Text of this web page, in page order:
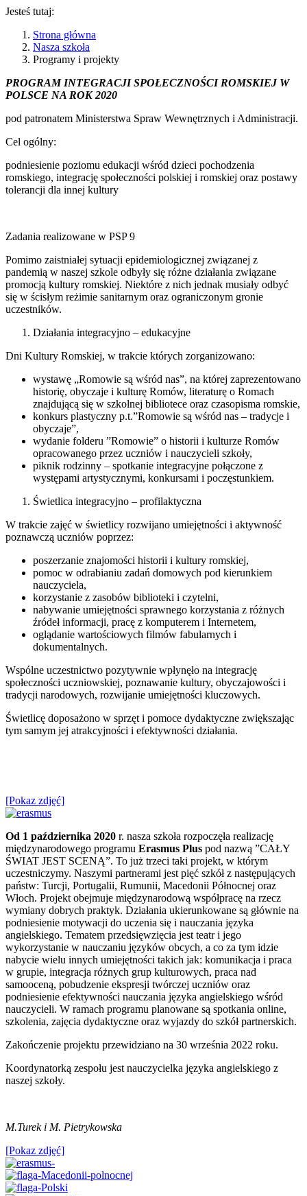
Jesteś tutaj:
Strona główna
Nasza szkoła
Programy i projekty
PROGRAM INTEGRACJI SPOŁECZNOŚCI ROMSKIEJ W
POLSCE NA ROK 2020
pod patronatem Ministerstwa Spraw Wewnętrznych i Administracji.
Cel ogólny:
podniesienie poziomu edukacji wśród dzieci pochodzenia
romskiego, integrację społeczności polskiej i romskiej oraz postawy
tolerancji dla innej kultury
Zadania realizowane w PSP 9
Pomimo zaistniałej sytuacji epidemiologicznej związanej z
pandemią w naszej szkole odbyły się różne działania związane
promocją kultury romskiej. Niektóre z nich jednak musiały odbyć
się w ścisłym reżimie sanitarnym oraz ograniczonym gronie
uczestników.
Działania integracyjno – edukacyjne
Dni Kultury Romskiej, w trakcie których zorganizowano:
wystawę „Romowie są wśród nas”, na której zaprezentowano
historię, obyczaje i kulturę Romów, literaturę o Romach
znajdującą się w szkolnej bibliotece oraz czasopisma romskie,
konkurs plastyczny p.t.”Romowie są wśród nas – tradycje i
obyczaje”,
wydanie folderu ”Romowie” o historii i kulturze Romów
opracowanego przez uczniów i nauczycieli szkoły,
piknik rodzinny – spotkanie integracyjne połączone z
występami artystycznymi, konkursami i poczęstunkiem.
Świetlica integracyjno – profilaktyczna
W trakcie zajęć w świetlicy rozwijano umiejętności i aktywność
poznawczą uczniów poprzez:
poszerzanie znajomości historii i kultury romskiej,
pomoc w odrabianiu zadań domowych pod kierunkiem
nauczyciela,
korzystanie z zasobów biblioteki i czytelni,
nabywanie umiejętności sprawnego korzystania z różnych
źródeł informacji, pracę z komputerem i Internetem,
oglądanie wartościowych filmów fabularnych i
dokumentalnych.
Wspólne uczestnictwo pozytywnie wpłynęło na integrację
społeczności uczniowskiej, poznawanie kultury, obyczajowości i
tradycji narodowych, rozwijanie umiejętności kluczowych.
Świetlicę doposażono w sprzęt i pomoce dydaktyczne zwiększając
tym samym jej atrakcyjności i efektywności działania.
[Pokaz zdjęć]
Od 1 października 2020 r. nasza szkoła rozpoczęła realizację
międzynarodowego programu Erasmus Plus pod nazwą ”CAŁY
ŚWIAT JEST SCENĄ”. To już trzeci taki projekt, w którym
uczestniczymy. Naszymi partnerami jest pięć szkół z następujących
państw: Turcji, Portugalii, Rumunii, Macedonii Północnej oraz
Włoch. Projekt obejmuje międzynarodową współpracę na rzecz
wymiany dobrych praktyk. Działania ukierunkowane są głównie na
podniesienie motywacji do uczenia się i nauczania języka
angielskiego. Tematem przedsięwzięcia jest teatr i jego
wykorzystanie w nauczaniu języków obcych, a co za tym idzie
nabycie wielu innych umiejętności takich jak: komunikacja i praca
w grupie, integracja różnych grup kulturowych, praca nad
samooceną, pobudzenie ekspresji twórczej uczniów oraz
podniesienie efektywności nauczania języka angielskiego wśród
nauczycieli. W ramach programu planowane są spotkania online,
szkolenia, zajęcia dydaktyczne oraz wyjazdy do szkół partnerskich.
Zakończenie projektu przewidziano na 30 września 2022 roku.
Koordynatorką zespołu jest nauczycielka języka angielskiego z
naszej szkoły.
M.Turek i M. Pietrykowska
[Pokaz zdjęć]